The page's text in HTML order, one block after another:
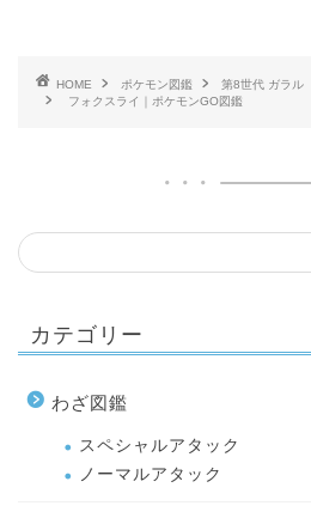
HOME ポケモン図鑑
第8世代 ガラル
フォクスライ｜ポケモンGO図鑑
カテゴリー
わざ図鑑
スペシャルアタック
ノーマルアタック